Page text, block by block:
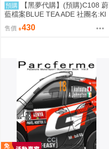
預購
【黑夢代購】(預購)C108 蔚
藍檔案BLUE TEA ADE 社團名:Kl
ee-on 繪師:Klee-on
售價 430